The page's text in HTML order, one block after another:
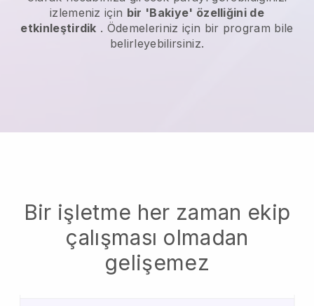
izlemeniz için bir 'Bakiye' özelliğini de
etkinleştirdik . Ödemeleriniz için bir program bile
belirleyebilirsiniz.
Bir işletme her zaman ekip
çalışması olmadan
gelişemez